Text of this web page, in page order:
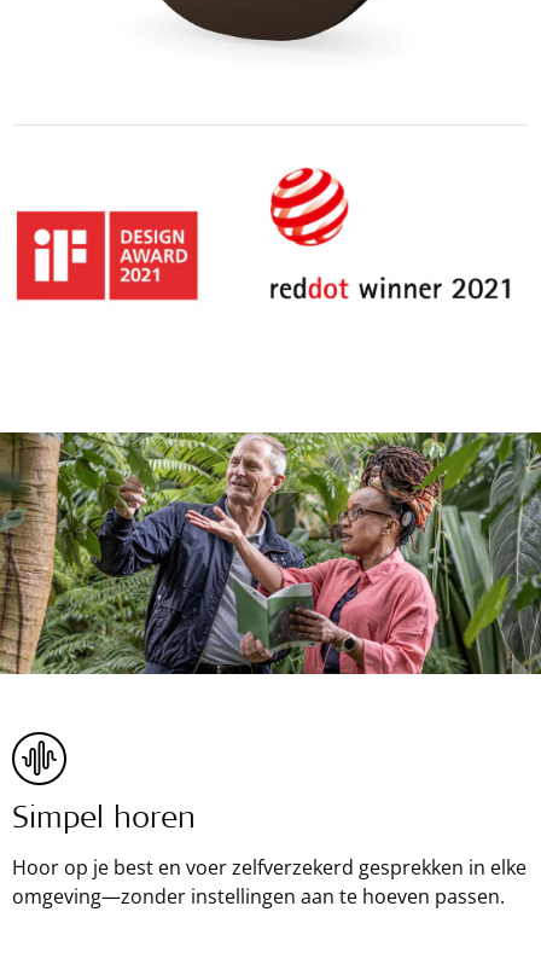
Simpel horen
Hoor op je best en voer zelfverzekerd gesprekken in elke
omgeving—zonder instellingen aan te hoeven passen.